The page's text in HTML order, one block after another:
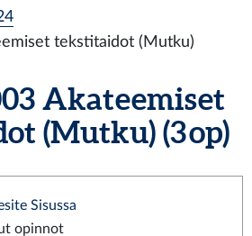
tekstitaidot (Mutku)
Akateemiset
(Mutku) (3 op)
Sisussa
opinnot